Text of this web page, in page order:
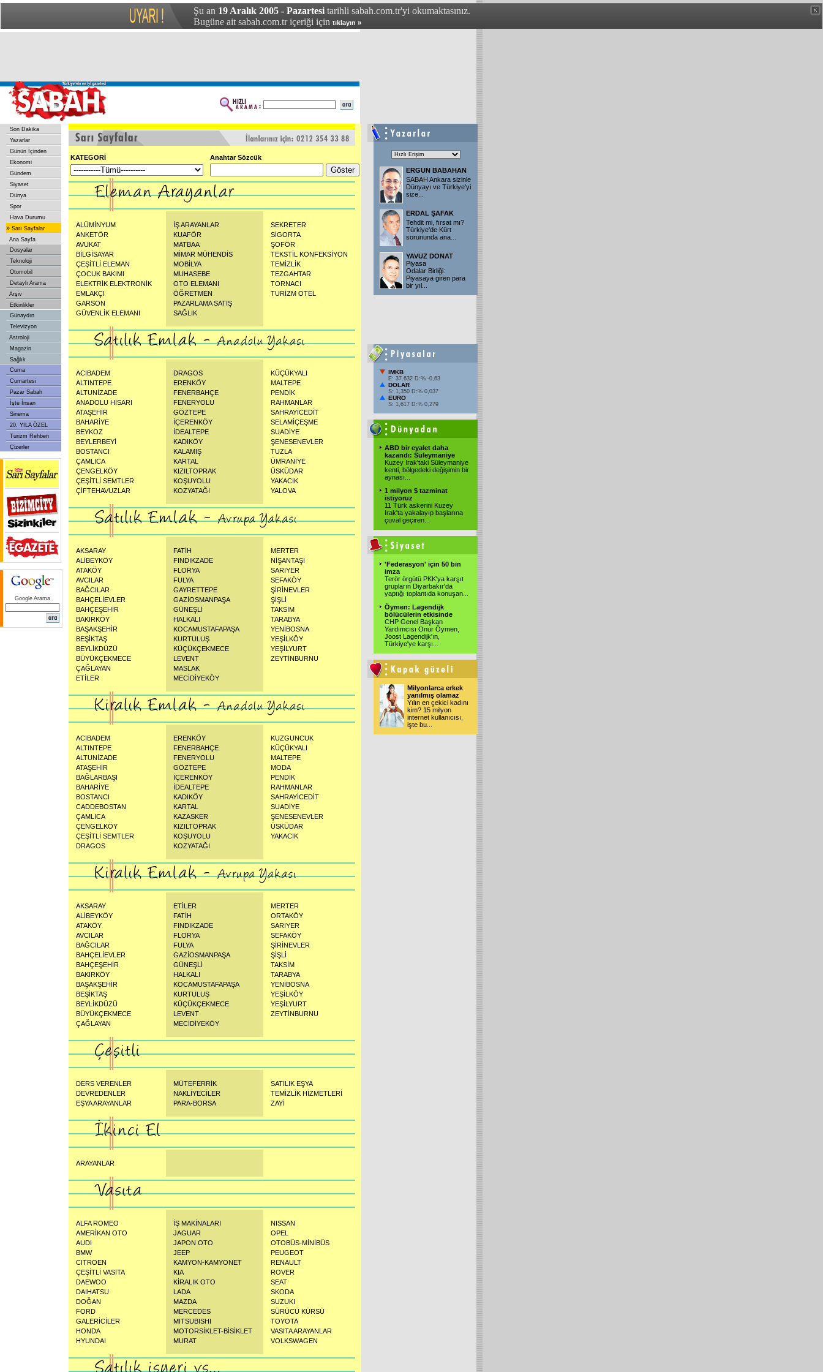
Şu an 19 Aralık 2005 - Pazartesi tarihli sabah.com.tr'yi okumaktasınız.
Bugüne ait sabah.com.tr içeriği için tıklayın »
Son Dakika
Yazarlar
Günün İçinden
Ekonomi
Gündem
Siyaset
Dünya
Spor
Hava Durumu
» Sarı Sayfalar
Ana Sayfa
Dosyalar
Teknoloji
Otomobil
Detaylı Arama
Arşiv
Etkinlikler
Günaydın
Televizyon
Astroloji
Magazin
Sağlık
Cuma
Cumartesi
Pazar Sabah
İşte İnsan
Sinema
20. YILA ÖZEL
Turizm Rehberi
Çizerler
Google Arama
KATEGORİ Anahtar Sözcük
ALÜMİNYUM
ANKETÖR
AVUKAT
BİLGİSAYAR
ÇEŞİTLİ ELEMAN
ÇOCUK BAKIMI
ELEKTRİK ELEKTRONİK
EMLAKÇI
GARSON
GÜVENLİK ELEMANI
İŞ ARAYANLAR
KUAFÖR
MATBAA
MİMAR MÜHENDİS
MOBİLYA
MUHASEBE
OTO ELEMANI
ÖĞRETMEN
PAZARLAMA SATIŞ
SAĞLIK
SEKRETER
SİGORTA
ŞOFÖR
TEKSTİL KONFEKSİYON
TEMİZLİK
TEZGAHTAR
TORNACI
TURİZM OTEL
ACIBADEM
ALTINTEPE
ALTUNİZADE
ANADOLU HİSARI
ATAŞEHİR
BAHARİYE
BEYKOZ
BEYLERBEYİ
BOSTANCI
ÇAMLICA
ÇENGELKÖY
ÇEŞİTLİ SEMTLER
ÇİFTEHAVUZLAR
DRAGOS
ERENKÖY
FENERBAHÇE
FENERYOLU
GÖZTEPE
İÇERENKÖY
İDEALTEPE
KADIKÖY
KALAMIŞ
KARTAL
KIZILTOPRAK
KOŞUYOLU
KOZYATAĞI
KÜÇÜKYALI
MALTEPE
PENDİK
RAHMANLAR
SAHRAYİCEDİT
SELAMİÇEŞME
SUADİYE
ŞENESENEVLER
TUZLA
ÜMRANİYE
ÜSKÜDAR
YAKACIK
YALOVA
AKSARAY
ALİBEYKÖY
ATAKÖY
AVCILAR
BAĞCILAR
BAHÇELİEVLER
BAHÇEŞEHİR
BAKIRKÖY
BAŞAKŞEHİR
BEŞİKTAŞ
BEYLİKDÜZÜ
BÜYÜKÇEKMECE
ÇAĞLAYAN
ETİLER
FATİH
FINDIKZADE
FLORYA
FULYA
GAYRETTEPE
GAZİOSMANPAŞA
GÜNEŞLİ
HALKALI
KOCAMUSTAFAPAŞA
KURTULUŞ
KÜÇÜKÇEKMECE
LEVENT
MASLAK
MECİDİYEKÖY
MERTER
NİŞANTAŞI
SARIYER
SEFAKÖY
ŞİRİNEVLER
ŞİŞLİ
TAKSİM
TARABYA
YENİBOSNA
YEŞİLKÖY
YEŞİLYURT
ZEYTİNBURNU
ACIBADEM
ALTINTEPE
ALTUNİZADE
ATAŞEHİR
BAĞLARBAŞI
BAHARİYE
BOSTANCI
CADDEBOSTAN
ÇAMLICA
ÇENGELKÖY
ÇEŞİTLİ SEMTLER
DRAGOS
ERENKÖY
FENERBAHÇE
FENERYOLU
GÖZTEPE
İÇERENKÖY
İDEALTEPE
KADIKÖY
KARTAL
KAZASKER
KIZILTOPRAK
KOŞUYOLU
KOZYATAĞI
KUZGUNCUK
KÜÇÜKYALI
MALTEPE
MODA
PENDİK
RAHMANLAR
SAHRAYİCEDİT
SUADİYE
ŞENESENEVLER
ÜSKÜDAR
YAKACIK
AKSARAY
ALİBEYKÖY
ATAKÖY
AVCILAR
BAĞCILAR
BAHÇELİEVLER
BAHÇEŞEHİR
BAKIRKÖY
BAŞAKŞEHİR
BEŞİKTAŞ
BEYLİKDÜZÜ
BÜYÜKÇEKMECE
ÇAĞLAYAN
ETİLER
FATİH
FINDIKZADE
FLORYA
FULYA
GAZİOSMANPAŞA
GÜNEŞLİ
HALKALI
KOCAMUSTAFAPAŞA
KURTULUŞ
KÜÇÜKÇEKMECE
LEVENT
MECİDİYEKÖY
MERTER
ORTAKÖY
SARIYER
SEFAKÖY
ŞİRİNEVLER
ŞİŞLİ
TAKSİM
TARABYA
YENİBOSNA
YEŞİLKÖY
YEŞİLYURT
ZEYTİNBURNU
DERS VERENLER
DEVREDENLER
EŞYA ARAYANLAR
MÜTEFERRİK
NAKLİYECİLER
PARA-BORSA
SATILIK EŞYA
TEMİZLİK HİZMETLERİ
ZAYİ
ARAYANLAR
ALFA ROMEO
AMERİKAN OTO
AUDI
BMW
CITROEN
ÇEŞİTLİ VASITA
DAEWOO
DAIHATSU
DOĞAN
FORD
GALERİCİLER
HONDA
HYUNDAI
İŞ MAKİNALARI
JAGUAR
JAPON OTO
JEEP
KAMYON-KAMYONET
KIA
KİRALIK OTO
LADA
MAZDA
MERCEDES
MITSUBISHI
MOTORSİKLET-BİSİKLET
MURAT
NISSAN
OPEL
OTOBÜS-MİNİBÜS
PEUGEOT
RENAULT
ROVER
SEAT
SKODA
SUZUKI
SÜRÜCÜ KÜRSÜ
TOYOTA
VASITA ARAYANLAR
VOLKSWAGEN
ERGUN BABAHAN
SABAH Ankara sizinle
Dünyayı ve Türkiye'yi
size...
ERDAL ŞAFAK
Tehdit mi, fırsat mı?
Türkiye'de Kürt
sorununda ana...
YAVUZ DONAT
Piyasa
Odalar Birliği:
Piyasaya giren para
bir yıl...
IMKB
E: 37.632 D:% -0,63
DOLAR
S: 1,350 D:% 0,037
EURO
S: 1,617 D:% 0,279
ABD bir eyalet daha
kazandı: Süleymaniye
Kuzey Irak'taki Süleymaniye
kenti, bölgedeki değişimin bir
aynası...
1 milyon $ tazminat
istiyoruz
11 Türk askerini Kuzey
Irak'ta yakalayıp başlarına
çuval geçiren...
'Federasyon' için 50 bin
imza
Terör örgütü PKK'ya karşıt
grupların Diyarbakır'da
yaptığı toplantıda konuşan...
Öymen: Lagendijk
bölücülerin etkisinde
CHP Genel Başkan
Yardımcısı Onur Öymen,
Joost Lagendijk'ın,
Türkiye'ye karşı...
Milyonlarca erkek
yanılmış olamaz
Yılın en çekici kadını
kim? 15 milyon
internet kullanıcısı,
işte bu...